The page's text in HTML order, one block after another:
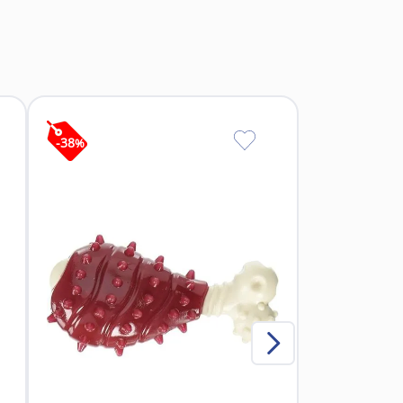
un juego seguro y prolongado.
-38%